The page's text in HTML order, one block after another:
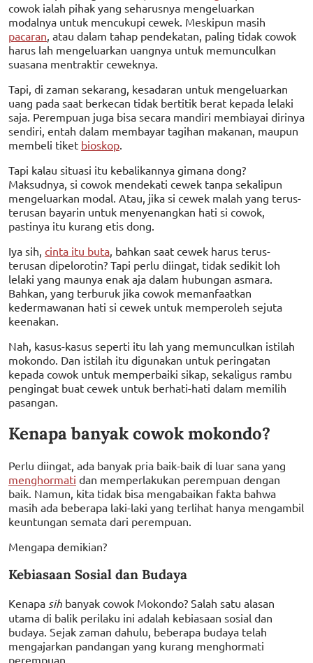
cowok ialah pihak yang seharusnya mengeluarkan
modalnya untuk mencukupi cewek. Meskipun masih
pacaran , atau dalam tahap pendekatan, paling tidak cowok
harus lah mengeluarkan uangnya untuk memunculkan
suasana mentraktir ceweknya.
Tapi, di zaman sekarang, kesadaran untuk mengeluarkan
uang pada saat berkecan tidak bertitik berat kepada lelaki
saja. Perempuan juga bisa secara mandiri membiayai dirinya
sendiri, entah dalam membayar tagihan makanan, maupun
membeli tiket bioskop
Tapi kalau situasi itu kebalikannya gimana dong?
Maksudnya, si cowok mendekati cewek tanpa sekalipun
mengeluarkan modal. Atau, jika si cewek malah yang terus-
terusan bayarin untuk menyenangkan hati si cowok,
pastinya itu kurang etis dong.
Iya sih, cinta itu buta , bahkan saat cewek harus terus-
terusan dipelorotin? Tapi perlu diingat, tidak sedikit loh
lelaki yang maunya enak aja dalam hubungan asmara.
Bahkan, yang terburuk jika cowok memanfaatkan
kedermawanan hati si cewek untuk memperoleh sejuta
keenakan.
Nah, kasus-kasus seperti itu lah yang memunculkan istilah
mokondo. Dan istilah itu digunakan untuk peringatan
kepada cowok untuk memperbaiki sikap, sekaligus rambu
pengingat buat cewek untuk berhati-hati dalam memilih
pasangan.
Kenapa banyak cowok mokondo?
Perlu diingat, ada banyak pria baik-baik di luar sana yang
menghormati dan memperlakukan perempuan dengan
baik. Namun, kita tidak bisa mengabaikan fakta bahwa
masih ada beberapa laki-laki yang terlihat hanya mengambil
keuntungan semata dari perempuan.
Mengapa demikian?
Kebiasaan Sosial dan Budaya
Kenapa sih banyak cowok Mokondo? Salah satu alasan
utama di balik perilaku ini adalah kebiasaan sosial dan
budaya. Sejak zaman dahulu, beberapa budaya telah
mengajarkan pandangan yang kurang menghormati
perempuan.